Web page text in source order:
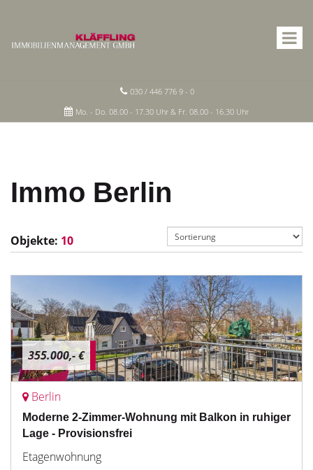
030 / 446 776 9 - 0
Mo. - Do. 08.00 - 17.30 Uhr & Fr. 08.00 - 16.30 Uhr
Immo Berlin
Objekte: 10
355.000,- €
Berlin
Moderne 2-Zimmer-Wohnung mit Balkon in ruhiger
Lage - Provisionsfrei
Etagenwohnung